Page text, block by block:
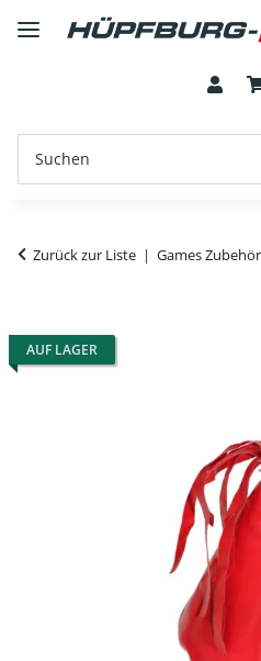
Zurück zur Liste Games Zubehör
AUF LAGER